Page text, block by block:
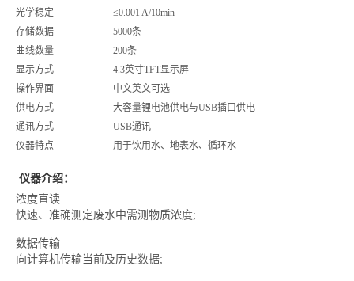
光学稳定
≤0.001 A/10min
存储数据
5000条
曲线数量
200条
显示方式
4.3英寸TFT显示屏
操作界面
中文英文可选
供电方式
大容量锂电池供电与USB插口供电
通讯方式
USB通讯
仪器特点
用于饮用水、地表水、循环水
仪器介绍：
浓度直读
快速、准确测定废水中需测物质浓度;
数据传输
向计算机传输当前及历史数据;